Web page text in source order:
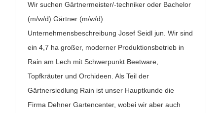
Wir suchen Gärtnermeister/-techniker oder Bachelor
(m/w/d) Gärtner (m/w/d)
Unternehmensbeschreibung Josef Seidl jun. Wir sind
ein 4,7 ha großer, moderner Produktionsbetrieb in
Rain am Lech mit Schwerpunkt Beetware,
Topfkräuter und Orchideen. Als Teil der
Gärtnersiedlung Rain ist unser Hauptkunde die
Firma Dehner Gartencenter, wobei wir aber auch